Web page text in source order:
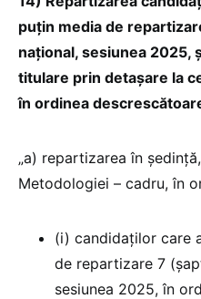
puțin media de
național, sesiunea 2025,
titulare prin detașare la
în ordinea
„a) repartizarea în
Metodologiei – cadru, în
(i) candidaților care
de repartizare 7
sesiunea 2025, în